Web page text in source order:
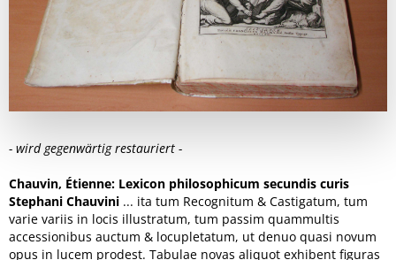
- wird gegenwärtig restauriert -
Chauvin, Étienne: Lexicon philosophicum secundis curis
Stephani Chauvini ... ita tum Recognitum & Castigatum, tum
varie variis in locis illustratum, tum passim quammultis
accessionibus auctum & locupletatum, ut denuo quasi novum
opus in lucem prodest. Tabulae novas aliquot exhibent figuras